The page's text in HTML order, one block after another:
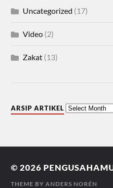
Uncategorized (17)
Video (2)
Zakat (13)
ARSIP ARTIKEL
© 2026
THEME BYANDERS NORÉN